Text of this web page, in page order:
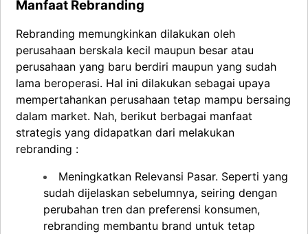
Manfaat Rebranding
Rebranding memungkinkan dilakukan oleh
perusahaan berskala kecil maupun besar atau
perusahaan yang baru berdiri maupun yang sudah
lama beroperasi. Hal ini dilakukan sebagai upaya
mempertahankan perusahaan tetap mampu bersaing
dalam market. Nah, berikut berbagai manfaat
strategis yang didapatkan dari melakukan
rebranding :
Meningkatkan Relevansi Pasar. Seperti yang
sudah dijelaskan sebelumnya, seiring dengan
perubahan tren dan preferensi konsumen,
rebranding membantu brand untuk tetap